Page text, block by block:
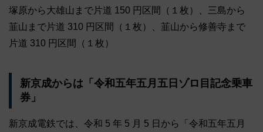
塚原から大雄山まで片道 150 円区間（１枚）、三島から
韮山まで片道 310 円区間（１枚）、韮山から修善寺まで
片道 310 円区間（１枚）
新京成からは「令和五年五月五日ゾロ目記念乗車
券」
新京成電鉄では、令和 5 年 5 月 5 日から「令和五年五月